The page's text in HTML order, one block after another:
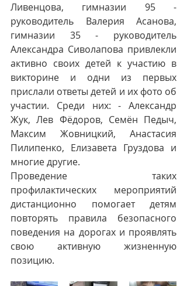
Ливенцова, гимназии 95 -
руководитель Валерия Асанова,
гимназии 35 - руководитель
Александра Сиволапова привлекли
активно своих детей к участию в
викторине и одни из первых
прислали ответы детей и их фото об
участии. Среди них: - Александр
Жук, Лев Фёдоров, Семён Педыч,
Максим Жовницкий, Анастасия
Пилипенко, Елизавета Груздова и
многие другие.
Проведение таких
профилактических мероприятий
дистанционно помогает детям
повторять правила безопасного
поведения на дорогах и проявлять
свою активную жизненную
позицию.